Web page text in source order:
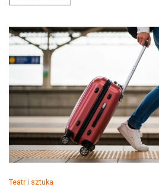
Teatr i sztuka